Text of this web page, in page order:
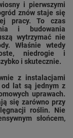
i pierwszymi
znów staje się
pracy. To czas
i budowania
wytrzymać nie
Właśnie wtedy
niedrogie i
i skutecznie.
z instalacjami
od lat są jednym z
uprawach.
się zarówno przy
roślin. Nie
słońcem,